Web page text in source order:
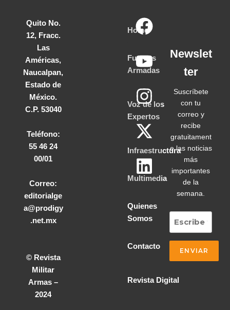
Quito No.
12, Fracc.
Las
Américas,
Naucalpan,
Estado de
México.
C.P. 53040
Teléfono:
55 46 24
00/01
Correo:
editorialge
a@prodigy
.net.mx
© Revista
Militar
Armas –
2024
Home
Fuerzas
Armadas
Voz de los
Expertos
Infraestructura
Multimedia
Quienes
Somos
Contacto
Revista Digital
Newslet
ter
Suscríbete
con tu
correo y
recibe
gratuitament
e las noticias
más
importantes
de la
semana.